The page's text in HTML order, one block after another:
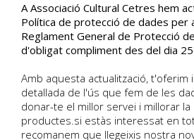
ÒPERA I
CLÀSSICA -
PRATS I Joan
El so del coneixment
humana - Un curs per
A Associació Cultural Cetres hem
Política de protecció de dades per
Reglament General de Protecció
d'obligat compliment des del dia
Amb aquesta actualització, t'oferim
detallada de l'ús que fem de les
donar-te el millor servei i millorar
productes.si estàs interessat en
recomanem que llegeixis nostra